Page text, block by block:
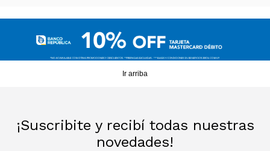
Ir arriba
¡Suscribite y recibí todas nuestras
novedades!